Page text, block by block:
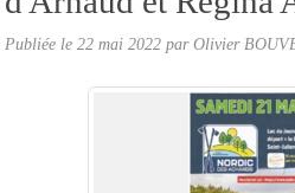
Publiée le 22 mai 2022 par Olivier